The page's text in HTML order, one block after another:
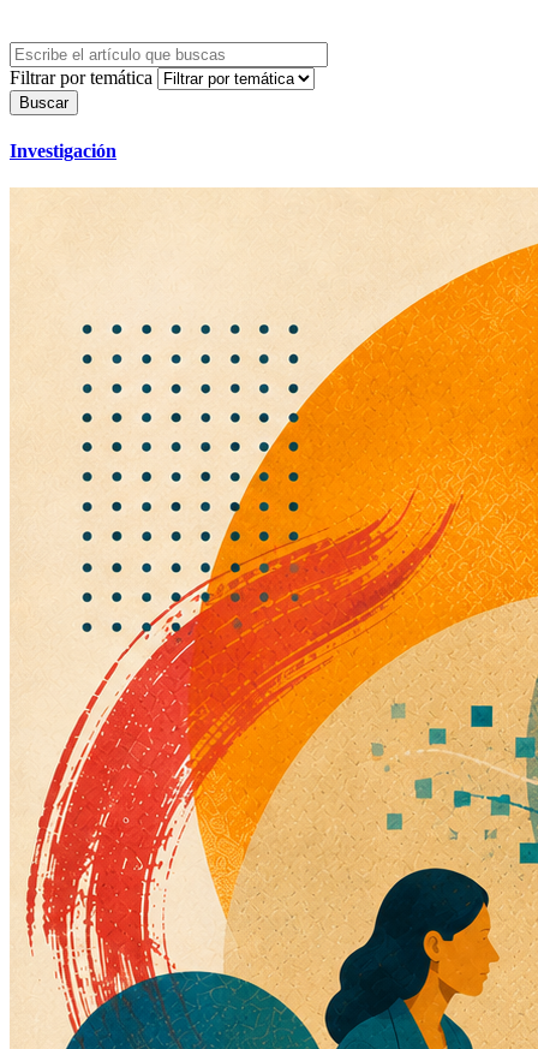
Filtrar por temática
Investigación